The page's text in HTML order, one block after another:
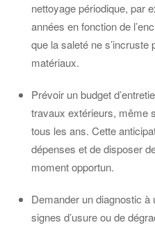
nettoyage périodique, par
années en fonction de
que la saleté ne s’incruste
matériaux.
Prévoir un budget
travaux extérieurs, même
tous les ans. Cette
dépenses et de disposer
moment opportun.
Demander un diagnostic
signes d’usure ou de